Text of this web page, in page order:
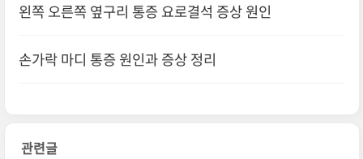
왼쪽 오른쪽 옆구리 통증 요로결석 증상 원인
손가락 마디 통증 원인과 증상 정리
관련글